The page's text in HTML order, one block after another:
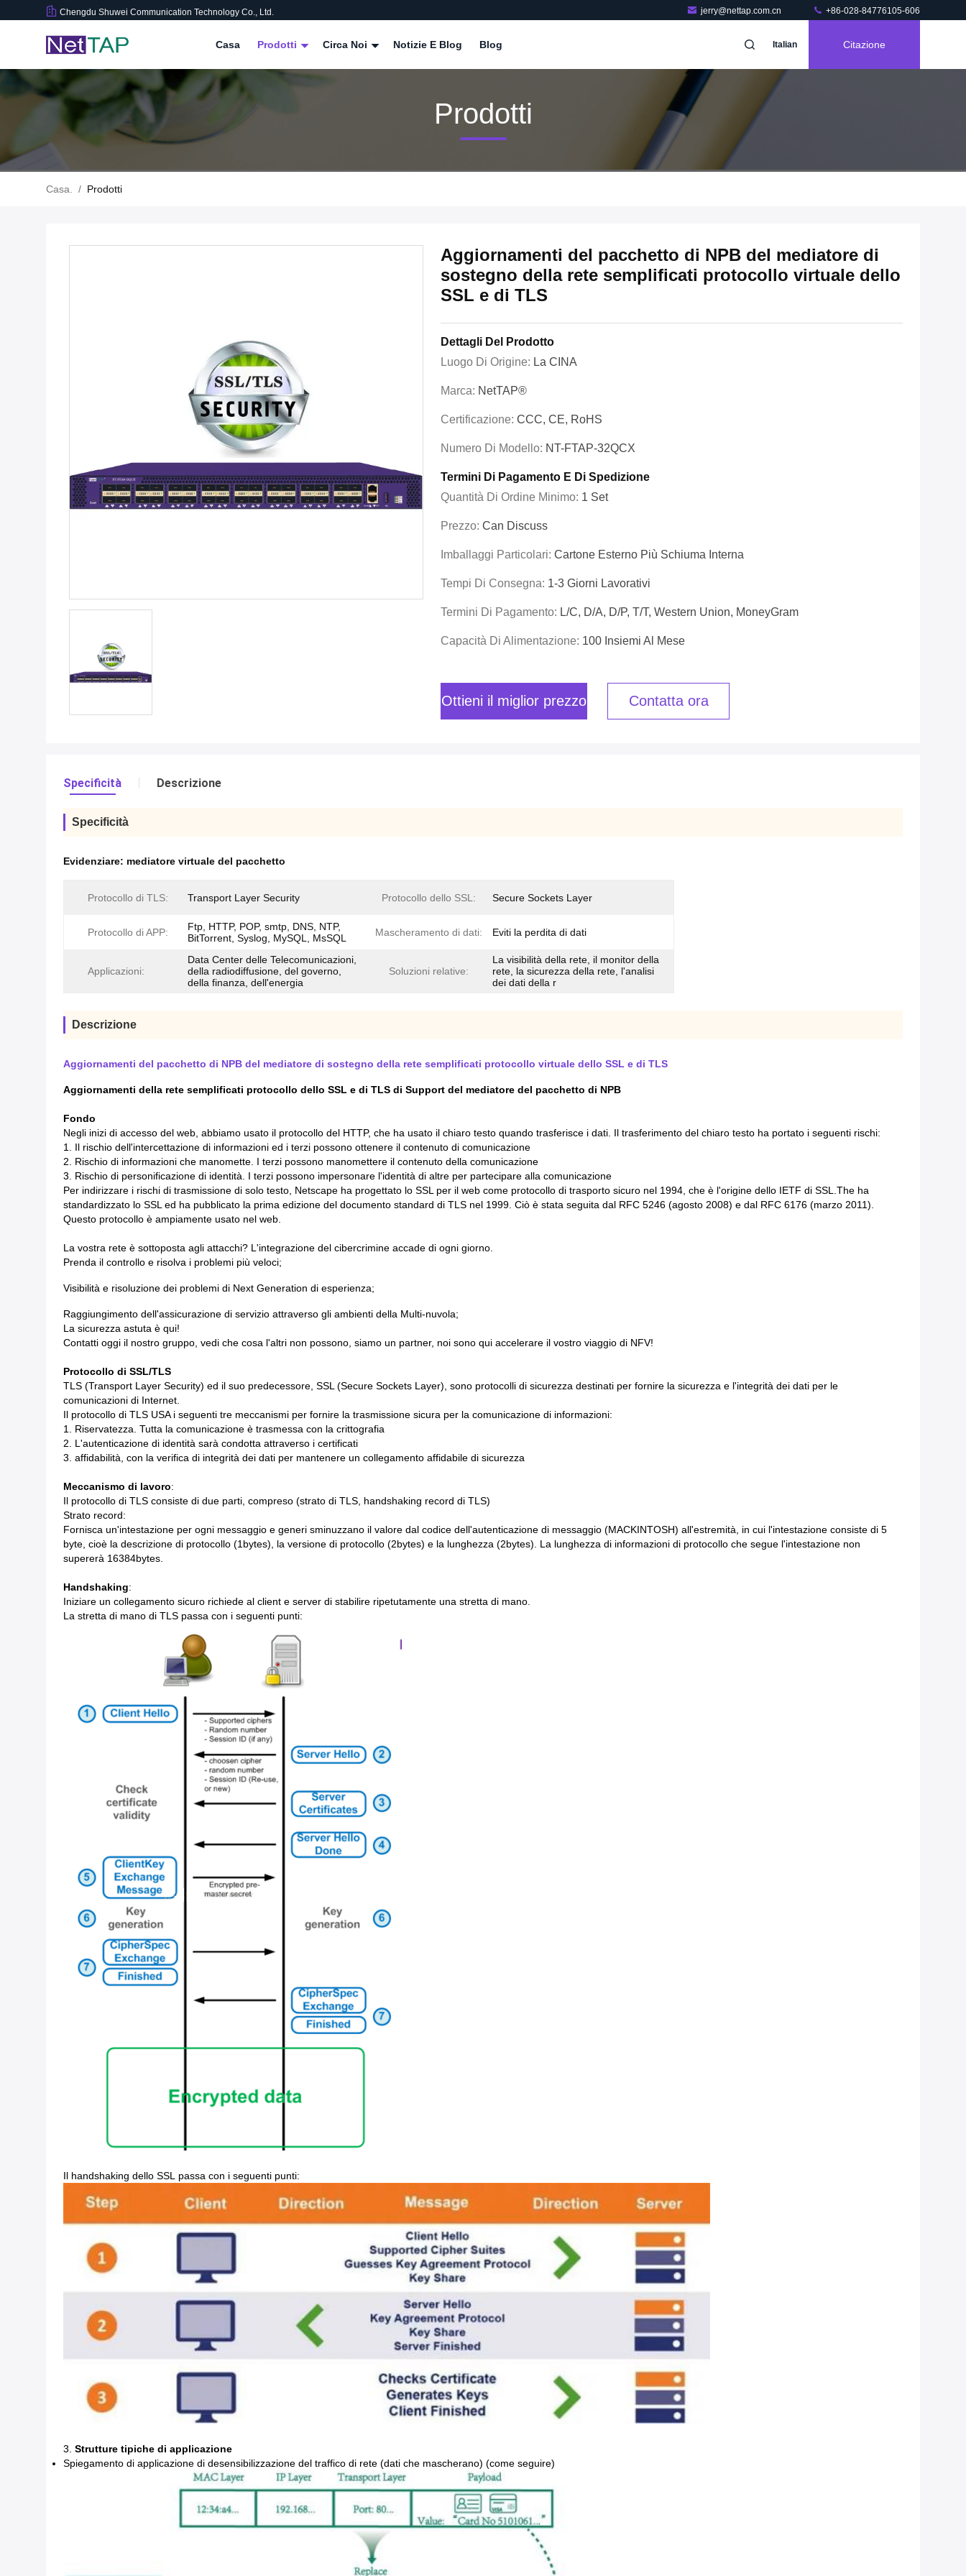
Chengdu Shuwei Communication Technology Co., Ltd. jerry@nettap.com.cn +86-028-84776105-606
Casa Prodotti Circa Noi Notizie E Blog Blog Italian Citazione
Prodotti
Casa. / Prodotti
Aggiornamenti del pacchetto di NPB del mediatore di
sostegno della rete semplificati protocollo virtuale dello
SSL e di TLS
Dettagli Del Prodotto
Luogo Di Origine: La CINA
Marca: NetTAP®
Certificazione: CCC, CE, RoHS
Numero Di Modello: NT-FTAP-32QCX
Termini Di Pagamento E Di Spedizione
Quantità Di Ordine Minimo: 1 Set
Prezzo: Can Discuss
Imballaggi Particolari: Cartone Esterno Più Schiuma Interna
Tempi Di Consegna: 1-3 Giorni Lavorativi
Termini Di Pagamento: L/C, D/A, D/P, T/T, Western Union, MoneyGram
Capacità Di Alimentazione: 100 Insiemi Al Mese
Ottieni il miglior prezzo Contatta ora
Specificità Descrizione
Specificità
Evidenziare: mediatore virtuale del pacchetto
Protocollo di TLS: Transport Layer Security Protocollo dello SSL: Secure Sockets Layer
Protocollo di APP:
Ftp, HTTP, POP, smtp, DNS, NTP,
BitTorrent, Syslog, MySQL, MsSQL
Mascheramento di dati: Eviti la perdita di dati
Applicazioni:
Data Center delle Telecomunicazioni,
della radiodiffusione, del governo,
della finanza, dell'energia
Soluzioni relative:
La visibilità della rete, il monitor della
rete, la sicurezza della rete, l'analisi
dei dati della r
Descrizione
Aggiornamenti del pacchetto di NPB del mediatore di sostegno della rete semplificati protocollo virtuale dello SSL e di TLS
Aggiornamenti della rete semplificati protocollo dello SSL e di TLS di Support del mediatore del pacchetto di NPB
Fondo
Negli inizi di accesso del web, abbiamo usato il protocollo del HTTP, che ha usato il chiaro testo quando trasferisce i dati. Il trasferimento del chiaro testo ha portato i seguenti rischi:
1. Il rischio dell'intercettazione di informazioni ed i terzi possono ottenere il contenuto di comunicazione
2. Rischio di informazioni che manomette. I terzi possono manomettere il contenuto della comunicazione
3. Rischio di personificazione di identità. I terzi possono impersonare l'identità di altre per partecipare alla comunicazione
Per indirizzare i rischi di trasmissione di solo testo, Netscape ha progettato lo SSL per il web come protocollo di trasporto sicuro nel 1994, che è l'origine dello IETF di SSL.The ha
standardizzato lo SSL ed ha pubblicato la prima edizione del documento standard di TLS nel 1999. Ciò è stata seguita dal RFC 5246 (agosto 2008) e dal RFC 6176 (marzo 2011).
Questo protocollo è ampiamente usato nel web.
La vostra rete è sottoposta agli attacchi? L'integrazione del cibercrimine accade di ogni giorno.
Prenda il controllo e risolva i problemi più veloci;
Visibilità e risoluzione dei problemi di Next Generation di esperienza;
Raggiungimento dell'assicurazione di servizio attraverso gli ambienti della Multi-nuvola;
La sicurezza astuta è qui!
Contatti oggi il nostro gruppo, vedi che cosa l'altri non possono, siamo un partner, noi sono qui accelerare il vostro viaggio di NFV!
Protocollo di SSL/TLS
TLS (Transport Layer Security) ed il suo predecessore, SSL (Secure Sockets Layer), sono protocolli di sicurezza destinati per fornire la sicurezza e l'integrità dei dati per le
comunicazioni di Internet.
Il protocollo di TLS USA i seguenti tre meccanismi per fornire la trasmissione sicura per la comunicazione di informazioni:
1. Riservatezza. Tutta la comunicazione è trasmessa con la crittografia
2. L'autenticazione di identità sarà condotta attraverso i certificati
3. affidabilità, con la verifica di integrità dei dati per mantenere un collegamento affidabile di sicurezza
Meccanismo di lavoro:
Il protocollo di TLS consiste di due parti, compreso (strato di TLS, handshaking record di TLS)
Strato record:
Fornisca un'intestazione per ogni messaggio e generi sminuzzano il valore dal codice dell'autenticazione di messaggio (MACKINTOSH) all'estremità, in cui l'intestazione consiste di 5
byte, cioè la descrizione di protocollo (1bytes), la versione di protocollo (2bytes) e la lunghezza (2bytes). La lunghezza di informazioni di protocollo che segue l'intestazione non
supererà 16384bytes.
Handshaking:
Iniziare un collegamento sicuro richiede al client e server di stabilire ripetutamente una stretta di mano.
La stretta di mano di TLS passa con i seguenti punti:
Il handshaking dello SSL passa con i seguenti punti:
3. Strutture tipiche di applicazione
Spiegamento di applicazione di desensibilizzazione del traffico di rete (dati che mascherano) (come seguire)